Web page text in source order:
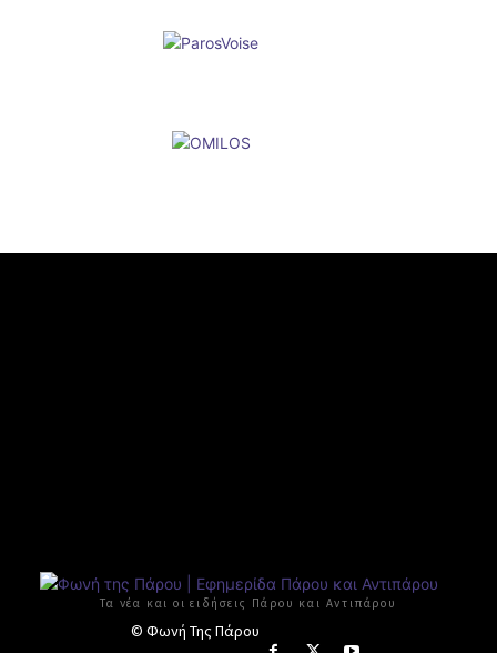
Τα νέα και οι ειδήσεις Πάρου και Αντιπάρου
© Φωνή Της Πάρου